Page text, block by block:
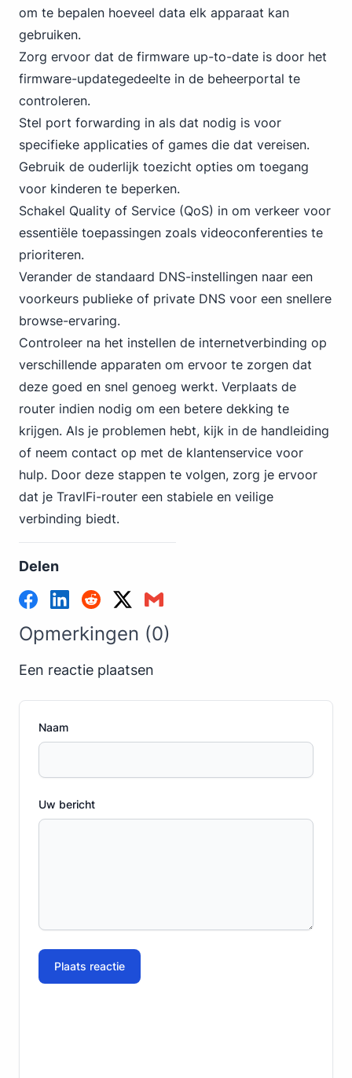
om te bepalen hoeveel data elk apparaat kan
gebruiken.
Zorg ervoor dat de firmware up-to-date is door het
firmware-updategedeelte in de beheerportal te
controleren.
Stel port forwarding in als dat nodig is voor
specifieke applicaties of games die dat vereisen.
Gebruik de ouderlijk toezicht opties om toegang
voor kinderen te beperken.
Schakel Quality of Service (QoS) in om verkeer voor
essentiële toepassingen zoals videoconferenties te
prioriteren.
Verander de standaard DNS-instellingen naar een
voorkeurs publieke of private DNS voor een snellere
browse-ervaring.
Controleer na het instellen de internetverbinding op
verschillende apparaten om ervoor te zorgen dat
deze goed en snel genoeg werkt. Verplaats de
router indien nodig om een betere dekking te
krijgen. Als je problemen hebt, kijk in de handleiding
of neem contact op met de klantenservice voor
hulp. Door deze stappen te volgen, zorg je ervoor
dat je TravlFi-router een stabiele en veilige
verbinding biedt.
Delen
Opmerkingen (0)
Een reactie plaatsen
Naam
Uw bericht
Plaats reactie